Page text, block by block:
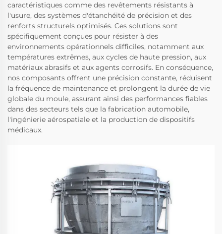
caractéristiques comme des revêtements résistants à
l'usure, des systèmes d'étanchéité de précision et des
renforts structurels optimisés. Ces solutions sont
spécifiquement conçues pour résister à des
environnements opérationnels difficiles, notamment aux
températures extrêmes, aux cycles de haute pression, aux
matériaux abrasifs et aux agents corrosifs. En conséquence,
nos composants offrent une précision constante, réduisent
la fréquence de maintenance et prolongent la durée de vie
globale du moule, assurant ainsi des performances fiables
dans des secteurs tels que la fabrication automobile,
l'ingénierie aérospatiale et la production de dispositifs
médicaux.